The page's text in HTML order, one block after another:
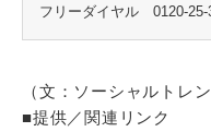
フリーダイヤル 0120-25-
（文：ソーシャルトレ
■提供／関連リンク